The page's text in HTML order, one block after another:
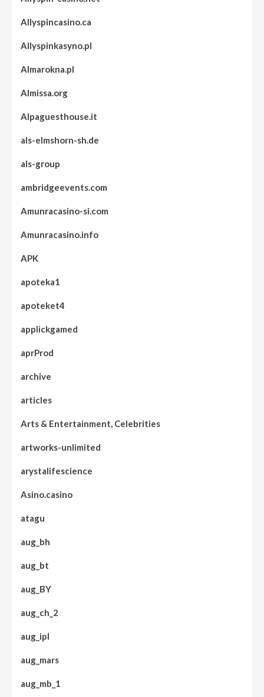
Allyspincasino.ca
Allyspinkasyno.pl
Almarokna.pl
Almissa.org
Alpaguesthouse.it
als-elmshorn-sh.de
als-group
ambridgeevents.com
Amunracasino-si.com
Amunracasino.info
APK
apoteka1
apoteket4
applickgamed
aprProd
archive
articles
Arts & Entertainment, Celebrities
artworks-unlimited
arystalifescience
Asino.casino
atagu
aug_bh
aug_bt
aug_BY
aug_ch_2
aug_ipl
aug_mars
aug_mb_1